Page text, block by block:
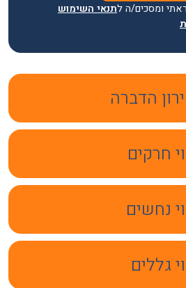
ומסכים/ה לתנאי השימוש
הדברה
חרקים
נחשים
גללים